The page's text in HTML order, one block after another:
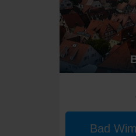
Rhein: Der
Donau:Eine
Elbe:Erleben Sie
Main : Der Main
Mosel:Die Mosel
Bitte buchen Sie
Bad